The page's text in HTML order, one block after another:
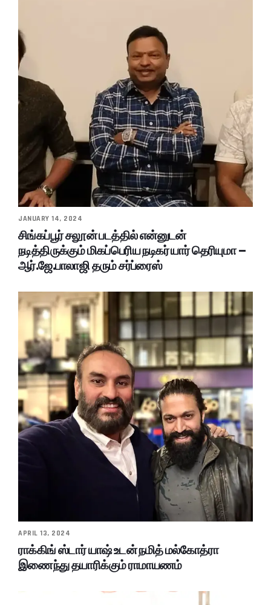
JANUARY 14, 2024
சிங்கப்பூர் சலூன் படத்தில் என்னுடன்
நடித்திருக்கும் மிகப்பெரிய நடிகர் யார் தெரியுமா –
ஆர்.ஜே.பாலாஜி தரும் சர்ப்ரைஸ்
APRIL 13, 2024
ராக்கிங் ஸ்டார் யாஷ் உடன் நமித் மல்கோத்ரா
இணைந்து தயாரிக்கும் ராமாயணம்